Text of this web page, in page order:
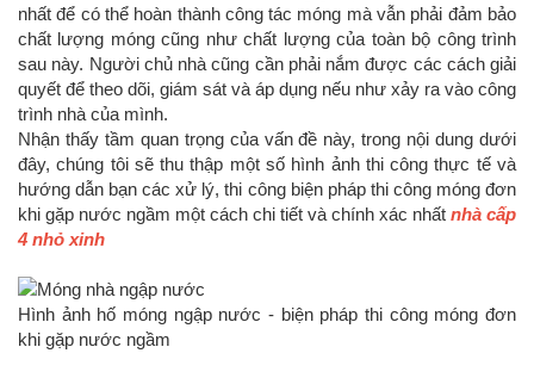
nhất để có thể hoàn thành công tác móng mà vẫn phải đảm bảo
chất lượng móng cũng như chất lượng của toàn bộ công trình
sau này. Người chủ nhà cũng cần phải nắm được các cách giải
quyết để theo dõi, giám sát và áp dụng nếu như xảy ra vào công
trình nhà của mình.
Nhận thấy tầm quan trọng của vấn đề này, trong nội dung dưới
đây, chúng tôi sẽ thu thập một số hình ảnh thi công thực tế và
hướng dẫn bạn các xử lý, thi công biện pháp thi công móng đơn
khi gặp nước ngầm một cách chi tiết và chính xác nhất nhà cấp
4 nhỏ xinh
Hình ảnh hố móng ngập nước - biện pháp thi công móng đơn
khi gặp nước ngầm